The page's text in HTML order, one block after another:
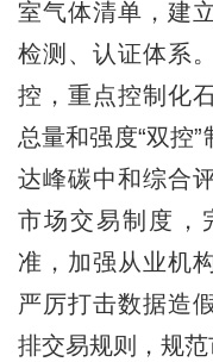
室气体清单，建
检测、认证体系
控，重点控制化
总量和强度“双控
达峰碳中和综合
市场交易制度，
准，加强从业机
严厉打击数据造
排交易规则，规范